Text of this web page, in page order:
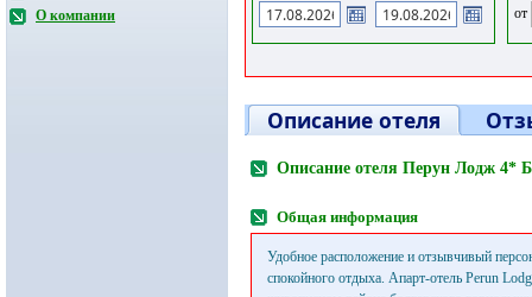
О компании
от
Описание отеля
Описание отеля Перун Лодж 4*
Общая информация
Удобное расположение и отзывчивый
спокойного отдыха. Апарт-отель Perun